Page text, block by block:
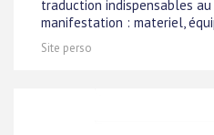
traduction indispensables
manifestation : materiel,
Site perso